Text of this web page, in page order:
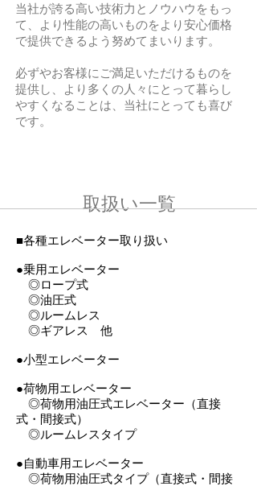
当社が誇る高い技術力とノウハウをもっ
て、より性能の高いものをより安心価格
で提供できるよう努めてまいります。
​必ずやお客様にご満足いただけるものを
提供し、より多くの人々にとって暮らし
やすくなることは、当社にとっても喜び
です。
​取扱い一覧
​■各種エレベーター取り扱い
●乗用エレベーター
◎ロープ式
◎油圧式
◎ルームレス
◎ギアレス 他
●小型エレベーター
●荷物用エレベーター
◎荷物用油圧式エレベーター（直接
式・間接式）
◎ルームレスタイプ
●自動車用エレベーター
◎荷物用油圧式タイプ（直接式・間接